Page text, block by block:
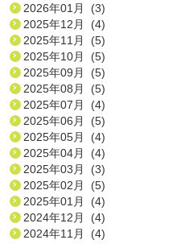
2026年01月 (3)
2025年12月 (4)
2025年11月 (5)
2025年10月 (5)
2025年09月 (5)
2025年08月 (5)
2025年07月 (4)
2025年06月 (5)
2025年05月 (4)
2025年04月 (4)
2025年03月 (3)
2025年02月 (5)
2025年01月 (4)
2024年12月 (4)
2024年11月 (4)